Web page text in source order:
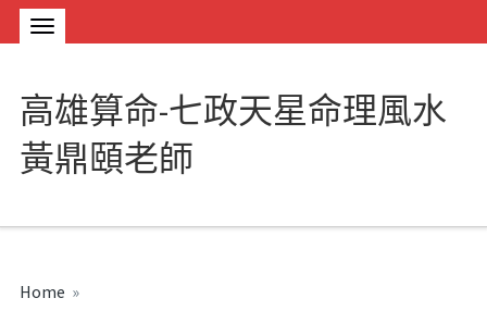
高雄算命-七政天星命理風水
黃鼎頤老師
Home »